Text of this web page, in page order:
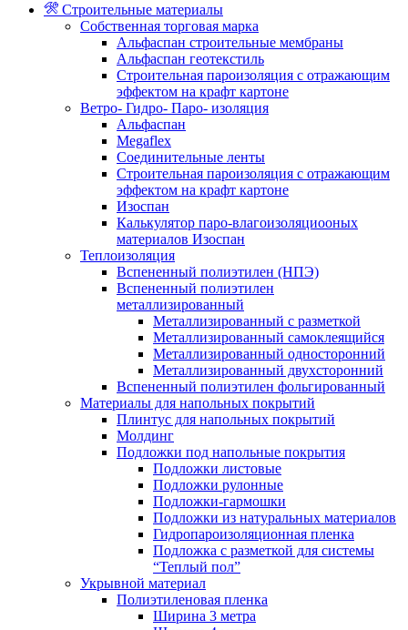
Строительные материалы
Собственная торговая марка
Альфаспан строительные мембраны
Альфаспан геотекстиль
Строительная пароизоляция с отражающим
эффектом на крафт картоне
Ветро- Гидро- Паро- изоляция
Альфаспан
Megaflex
Соединительные ленты
Строительная пароизоляция с отражающим
эффектом на крафт картоне
Изоспан
Калькулятор паро-влагоизоляциооных
материалов Изоспан
Теплоизоляция
Вспененный полиэтилен (НПЭ)
Вспененный полиэтилен
металлизированный
Металлизированный с разметкой
Металлизированный самоклеящийся
Металлизированный односторонний
Металлизированный двухсторонний
Вспененный полиэтилен фольгированный
Материалы для напольных покрытий
Плинтус для напольных покрытий
Молдинг
Подложки под напольные покрытия
Подложки листовые
Подложки рулонные
Подложки-гармошки
Подложки из натуральных материалов
Гидропароизоляционная пленка
Подложка с разметкой для системы
“Теплый пол”
Укрывной материал
Полиэтиленовая пленка
Ширина 3 метра